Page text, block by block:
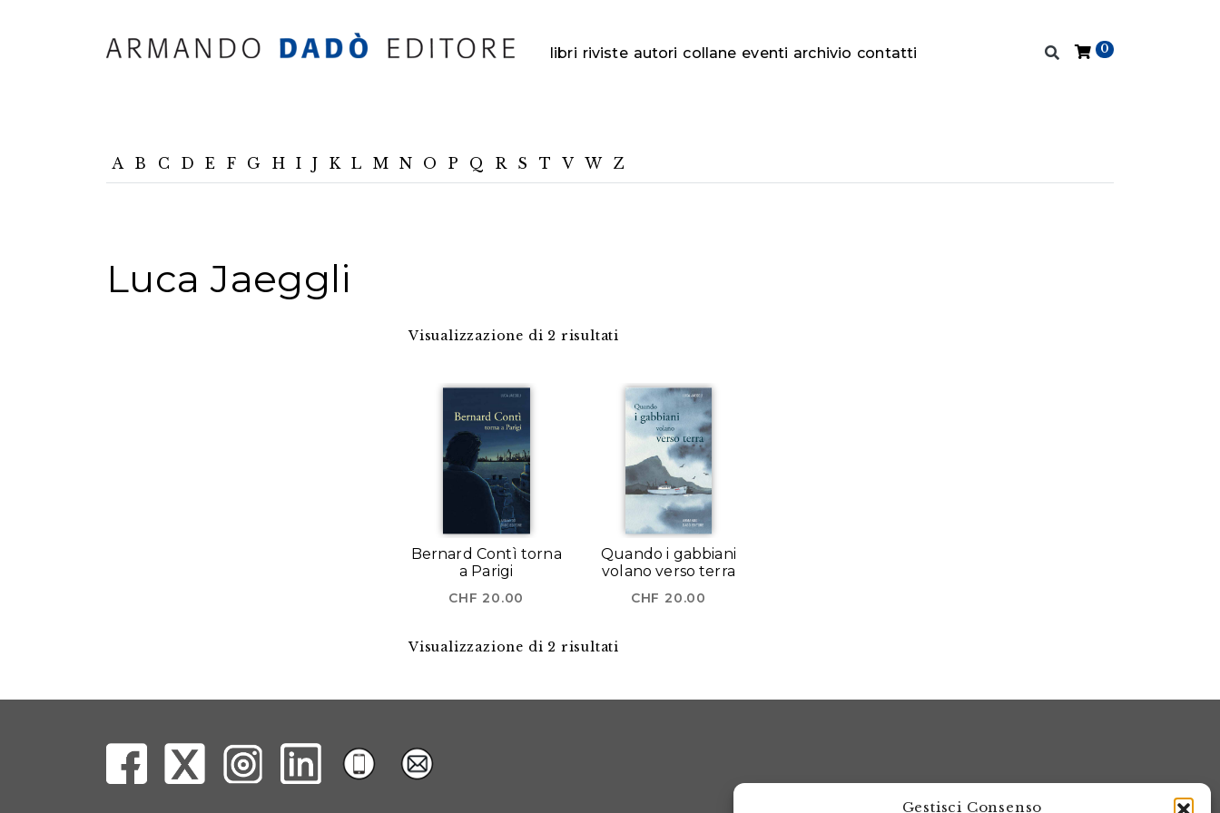
Gestisci Consenso
libri riviste autori collane eventi archivio contatti 0
A B C D E F G H I J K L M N O P Q R S T V W Z
Luca Jaeggli
Visualizzazione di 2 risultati
Bernard Contì torna
a Parigi
CHF 20.00
Quando i gabbiani
volano verso terra
CHF 20.00
Visualizzazione di 2 risultati